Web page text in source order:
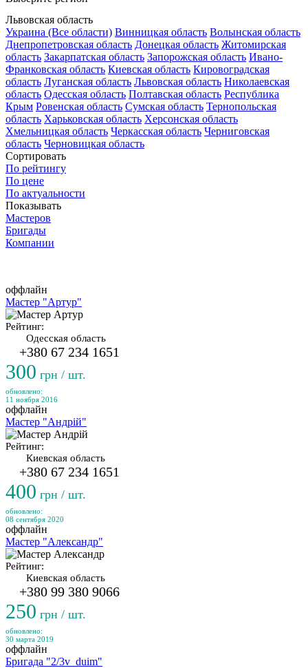
Львовская область
Украина (Все области) Винницкая область Волынская область
Днепропетровская область Донецкая область Житомирская
область Закарпатская область Запорожская область Ивано-
Франковская область Киевская область Кировоградская
область Луганская область Львовская область Николаевская
область Одесская область Полтавская область Республика
Крым Ровенская область Сумская область Тернопольская
область Харьковская область Херсонская область
Хмельницкая область Черкасская область Черниговская
область Черновицкая область
Сортировать
По рейтингу
По цене
По актуальности
Показывать
Мастеров
Бригады
Компании
оффлайн
Мастер "Артур"
Рейтинг:
Одесская область
+380 67 234 1651
300 грн / шт.
обновлено:
11 ноября 2016
оффлайн
Мастер "Андрій"
Рейтинг:
Киевская область
+380 67 234 1651
400 грн / шт.
обновлено:
08 сентября 2020
оффлайн
Мастер "Александр"
Рейтинг:
Киевская область
+380 99 380 9066
250 грн / шт.
обновлено:
30 марта 2019
оффлайн
Бригада "2/3v_duim"